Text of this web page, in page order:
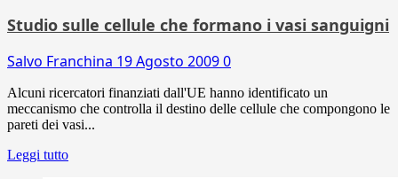
Studio sulle cellule che formano i vasi sanguigni
Salvo Franchina 19 Agosto 20090
Alcuni ricercatori finanziati dall'UE hanno identificato un
meccanismo che controlla il destino delle cellule che compongono le
pareti dei vasi...
Leggi tutto